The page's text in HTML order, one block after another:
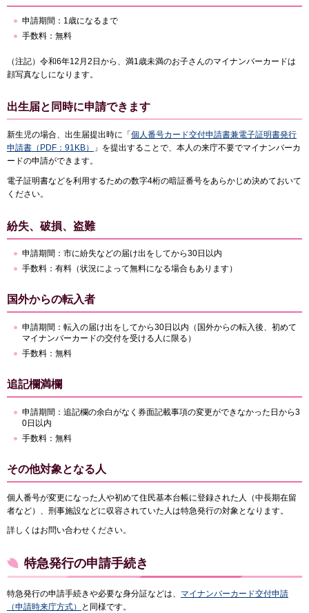
申請期間：1歳になるまで
手数料：無料
（注記）令和6年12月2日から、満1歳未満のお子さんのマイナンバーカードは
顔写真なしになります。
出生届と同時に申請できます
新生児の場合、出生届提出時に「 個人番号カード交付申請書兼電子証明書発行
申請書（PDF：91KB）
」を提出することで、本人の来庁不要でマイナンバーカ
ードの申請ができます。
電子証明書などを利用するための数字4桁の暗証番号をあらかじめ決めておいて
ください。
紛失、破損、盗難
申請期間：市に紛失などの届け出をしてから30日以内
手数料：有料（状況によって無料になる場合もあります）
国外からの転入者
申請期間：転入の届け出をしてから30日以内（国外からの転入後、初めて
マイナンバーカードの交付を受ける人に限る）
手数料：無料
追記欄満欄
申請期間：追記欄の余白がなく券面記載事項の変更ができなかった日から3
0日以内
手数料：無料
その他対象となる人
個人番号が変更になった人や初めて住民基本台帳に登録された人（中長期在留
者など）、刑事施設などに収容されていた人は特急発行の対象となります。
詳しくはお問い合わせください。
特急発行の申請手続き
特急発行の申請手続きや必要な身分証などは、 マイナンバーカード交付申請
（申請時来庁方式）
と同様です。